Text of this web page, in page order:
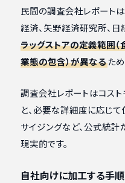
民間の調査会社レポート
経済、矢野経済研究所、
ラッグストアの定義範囲
業態の包含）が異なるた
調査会社レポートはコス
と、必要な詳細度に応じ
サイジングなど、公式統
現実的です。
自社向けに加工する手順